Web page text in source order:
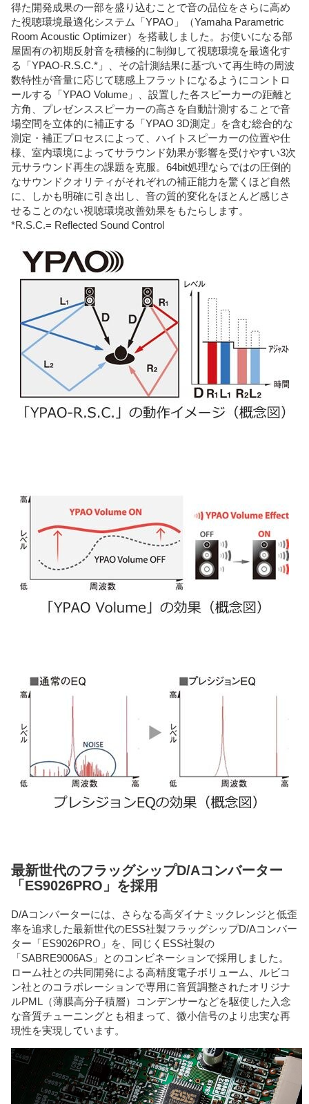
得た開発成果の一部を盛り込むことで音の品位をさらに高め
た視聴環境最適化システム「YPAO」（Yamaha Parametric
Room Acoustic Optimizer）を搭載しました。お使いになる部
屋固有の初期反射音を積極的に制御して視聴環境を最適化す
る「YPAO-R.S.C.*」、その計測結果に基づいて再生時の周波
数特性が音量に応じて聴感上フラットになるようにコントロ
ールする「YPAO Volume」、設置した各スピーカーの距離と
方角、プレゼンススピーカーの高さを自動計測することで音
場空間を立体的に補正する「YPAO 3D測定」を含む総合的な
測定・補正プロセスによって、ハイトスピーカーの位置や仕
様、室内環境によってサラウンド効果が影響を受けやすい3次
元サラウンド再生の課題を克服。64bit処理ならではの圧倒的
なサウンドクオリティがそれぞれの補正能力を驚くほど自然
に、しかも明確に引き出し、音の質的変化をほとんど感じさ
せることのない視聴環境改善効果をもたらします。
*R.S.C.= Reflected Sound Control
最新世代のフラッグシップD/Aコンバーター
「ES9026PRO」を採用
D/Aコンバーターには、さらなる高ダイナミックレンジと低歪
率を追求した最新世代のESS社製フラッグシップD/Aコンバー
ター「ES9026PRO」を、同じくESS社製の
「SABRE9006AS」とのコンビネーションで採用しました。
ローム社との共同開発による高精度電子ボリューム、ルビコ
ン社とのコラボレーションで専用に音質調整されたオリジナ
ルPML（薄膜高分子積層）コンデンサーなどを駆使した入念
な音質チューニングとも相まって、微小信号のより忠実な再
現性を実現しています。